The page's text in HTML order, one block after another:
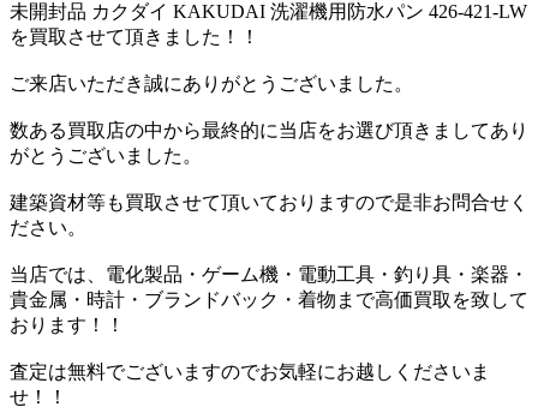
未開封品 カクダイ KAKUDAI 洗濯機用防水パン 426-421-LW
を買取させて頂きました！！
ご来店いただき誠にありがとうございました。
数ある買取店の中から最終的に当店をお選び頂きましてあり
がとうございました。
建築資材等も買取させて頂いておりますので是非お問合せく
ださい。
当店では、電化製品・ゲーム機・電動工具・釣り具・楽器・
貴金属・時計・ブランドバック・着物まで高価買取を致して
おります！！
査定は無料でございますのでお気軽にお越しくださいま
せ！！